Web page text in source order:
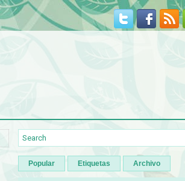
Popular Etiquetas Archivo